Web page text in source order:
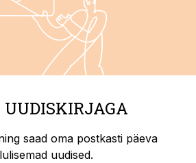
saad oma postkasti päeva
uudised.